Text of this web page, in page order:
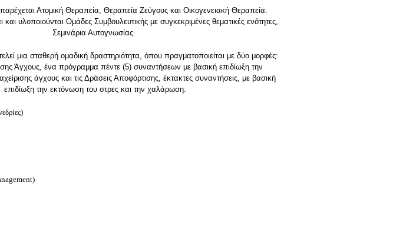
Ατομική Θεραπεία, Θεραπεία Ζεύγους και Οικογενειακή Θεραπεία.
υλοποιούνται Ομάδες Συμβουλευτικής με συγκεκριμένες θεματικές ενότητες,
Σεμινάρια Αυτογνωσίας.
μια σταθερή ομαδική δραστηριότητα, όπου πραγματοποιείται με δύο μορφές:
Άγχους, ένα πρόγραμμα πέντε (5) συναντήσεων με βασική επιδίωξη την
άγχους και τις Δράσεις Αποφόρτισης, έκτακτες συναντήσεις, με βασική
επιδίωξη την εκτόνωση του στρες και την χαλάρωση.